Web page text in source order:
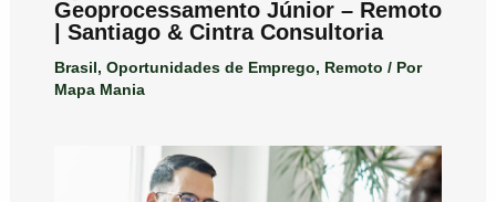
Geoprocessamento Júnior – Remoto
| Santiago & Cintra Consultoria
Brasil, Oportunidades de Emprego, Remoto / Por
Mapa Mania